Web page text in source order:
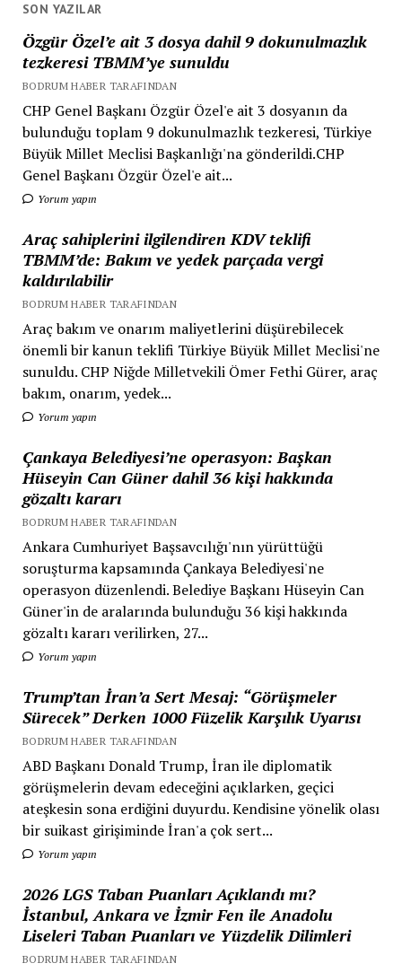
SON YAZILAR
Özgür Özel’e ait 3 dosya dahil 9 dokunulmazlık
tezkeresi TBMM’ye sunuldu
BODRUM HABER TARAFINDAN
CHP Genel Başkanı Özgür Özel'e ait 3 dosyanın da
bulunduğu toplam 9 dokunulmazlık tezkeresi, Türkiye
Büyük Millet Meclisi Başkanlığı'na gönderildi.CHP
Genel Başkanı Özgür Özel'e ait...
Yorum yapın
Araç sahiplerini ilgilendiren KDV teklifi
TBMM’de: Bakım ve yedek parçada vergi
kaldırılabilir
BODRUM HABER TARAFINDAN
Araç bakım ve onarım maliyetlerini düşürebilecek
önemli bir kanun teklifi Türkiye Büyük Millet Meclisi'ne
sunuldu. CHP Niğde Milletvekili Ömer Fethi Gürer, araç
bakım, onarım, yedek...
Yorum yapın
Çankaya Belediyesi’ne operasyon: Başkan
Hüseyin Can Güner dahil 36 kişi hakkında
gözaltı kararı
BODRUM HABER TARAFINDAN
Ankara Cumhuriyet Başsavcılığı'nın yürüttüğü
soruşturma kapsamında Çankaya Belediyesi'ne
operasyon düzenlendi. Belediye Başkanı Hüseyin Can
Güner'in de aralarında bulunduğu 36 kişi hakkında
gözaltı kararı verilirken, 27...
Yorum yapın
Trump’tan İran’a Sert Mesaj: “Görüşmeler
Sürecek” Derken 1000 Füzelik Karşılık Uyarısı
BODRUM HABER TARAFINDAN
ABD Başkanı Donald Trump, İran ile diplomatik
görüşmelerin devam edeceğini açıklarken, geçici
ateşkesin sona erdiğini duyurdu. Kendisine yönelik olası
bir suikast girişiminde İran'a çok sert...
Yorum yapın
2026 LGS Taban Puanları Açıklandı mı?
İstanbul, Ankara ve İzmir Fen ile Anadolu
Liseleri Taban Puanları ve Yüzdelik Dilimleri
BODRUM HABER TARAFINDAN